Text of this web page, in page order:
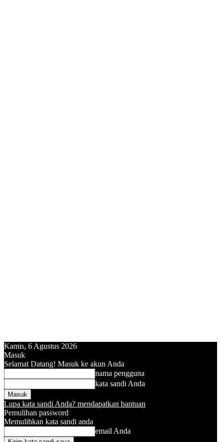
Kamis, 6 Agustus 2026
Masuk
Selamat Datang! Masuk ke akun Anda
nama pengguna
kata sandi Anda
Lupa kata sandi Anda? mendapatkan bantuan
Pemulihan password
Memulihkan kata sandi anda
email Anda